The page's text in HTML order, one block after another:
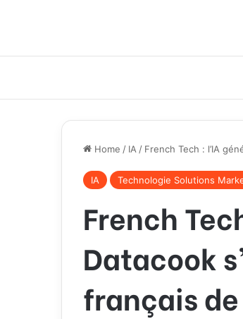
Home / IA / French Tech : l’IA
IA Technologie Solutions
French
Datacook
français